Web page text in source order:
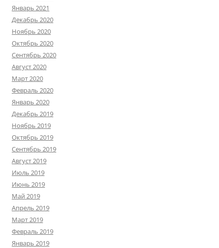
Январь 2021
Декабрь 2020
Ноябрь 2020
Октябрь 2020
Сентябрь 2020
Август 2020
Март 2020
Февраль 2020
Январь 2020
Декабрь 2019
Ноябрь 2019
Октябрь 2019
Сентябрь 2019
Август 2019
Июль 2019
Июнь 2019
Май 2019
Апрель 2019
Март 2019
Февраль 2019
Январь 2019